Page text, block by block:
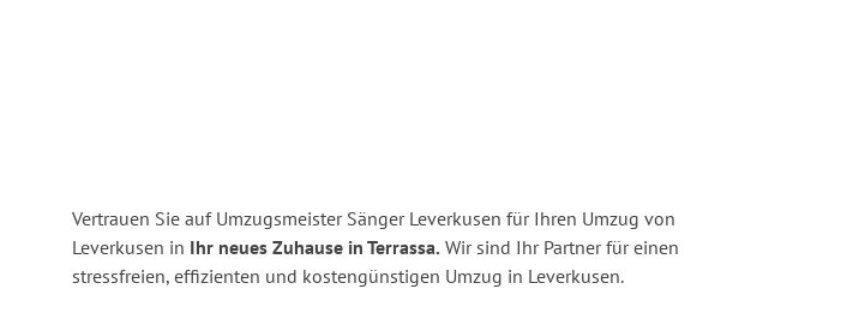
Vertrauen Sie auf Umzugsmeister Sänger Leverkusen für Ihren Umzug von
Leverkusen in Ihr neues Zuhause in Terrassa. Wir sind Ihr Partner für einen
stressfreien, effizienten und kostengünstigen Umzug in Leverkusen.